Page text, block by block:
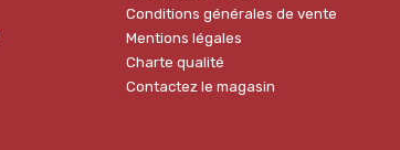
Conditions générales de vente
Mentions légales
Charte qualité
Contactez le magasin